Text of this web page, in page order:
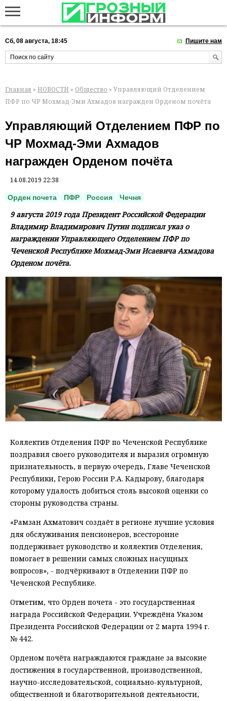
Сб, 08 августа, 18:45 Пишите нам
Главная » НОВОСТИ » Общество » Управляющий Отделением
ПФР по ЧР Мохмад-Эми Ахмадов награжден Орденом почёта
Управляющий Отделением ПФР по
ЧР Мохмад-Эми Ахмадов
награжден Орденом почёта
14.08.2019 22:38
Орден почета ПФР Россия Чечня
9 августа 2019 года Президент Российской Федерации
Владимир Владимирович Путин подписал указ о
награждении Управляющего Отделением ПФР по
Чеченской Республике Мохмад-Эми Исаевича Ахмадова
Орденом почёта.
Коллектив Отделения ПФР по Чеченской Республике
поздравил своего руководителя и выразил огромную
признательность, в первую очередь, Главе Чеченской
Республики, Герою России Р.А. Кадырову, благодаря
которому удалость добиться столь высокой оценки со
стороны руководства страны.
«Рамзан Ахматович создаёт в регионе лучшие условия
для обслуживания пенсионеров, всесторонне
поддерживает руководство и коллектив Отделения,
помогает в решении самых сложных насущных
вопросов», - подчёркивают в Отделении ПФР по
Чеченской Республике.
Отметим, что Орден почета - это государственная
награда Российской Федерации. Учреждёна Указом
Президента Российской Федерации от 2 марта 1994 г.
№ 442.
Орденом почёта награждаются граждане за высокие
достижения в государственной, производственной,
научно-исследовательской, социально-культурной,
общественной и благотворительной деятельности,